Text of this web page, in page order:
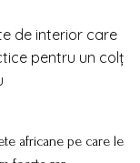
de interior care
pentru un colț
africane pe care le